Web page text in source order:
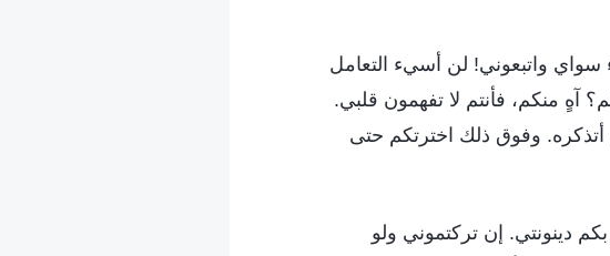
سواي واتبعوني! لن أسيء التعامل
آهٍ منكم، فأنتم لا تفهمون قلبي.
وفوق ذلك اخترتكم حتى
دينونتي. إن تركتموني ولو